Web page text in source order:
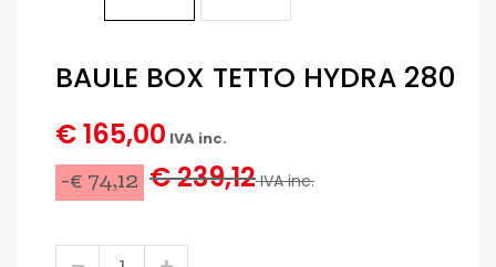
BAULE BOX TETTO HYDRA 280
€ 165,00 IVA inc.
-€ 74,12 € 239,12IVA inc.